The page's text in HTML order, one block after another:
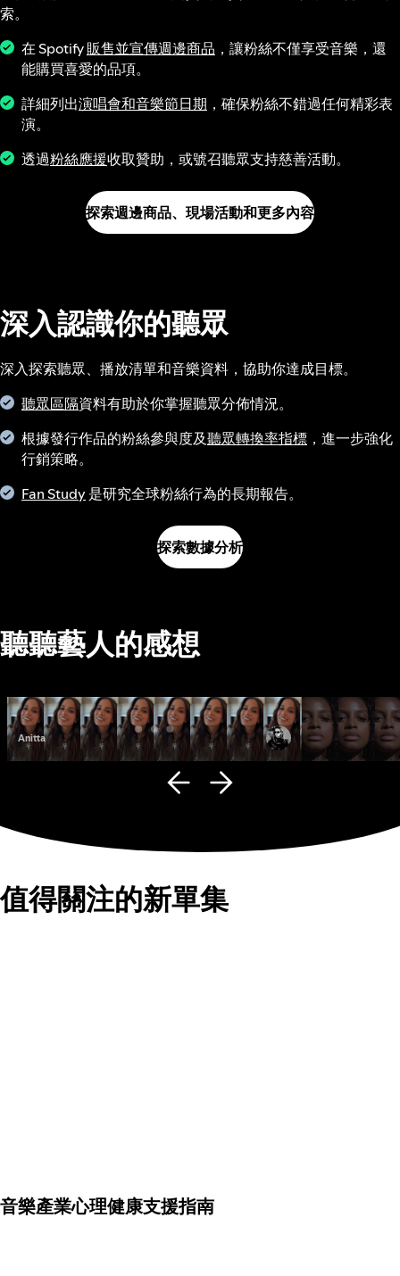
索。
在 Spotify販售並宣傳週邊商品 ，讓粉絲不僅享受音樂，還
能購買喜愛的品項。
詳細列出演唱會和音樂節日期 ，確保粉絲不錯過任何精彩表
演。
透過粉絲應援收取贊助，或號召聽眾支持慈善活動。
探索週邊商品、現場活動和更多內容
深入認識你的聽眾
深入探索聽眾、播放清單和音樂資料，協助你達成目標。
聽眾區隔資料有助於你掌握聽眾分佈情況。
根據發行作品的粉絲參與度及聽眾轉換率指標 ，進一步強化
行銷策略。
Fan Study 是研究全球粉絲行為的長期報告。
探索數據分析
聽聽藝人的感想
Anitta Fana Hues
值得關注的新單集
音樂產業心理健康支援指南